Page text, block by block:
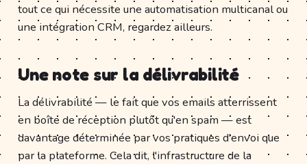
tout ce qui nécessite une automatisation multicanal ou
une intégration CRM, regardez ailleurs.
Une note sur la délivrabilité
La délivrabilité — le fait que vos emails atterrissent
en boîte de réception plutôt qu'en spam — est
davantage déterminée par vos pratiques d'envoi que
par la plateforme. Cela dit, l'infrastructure de la